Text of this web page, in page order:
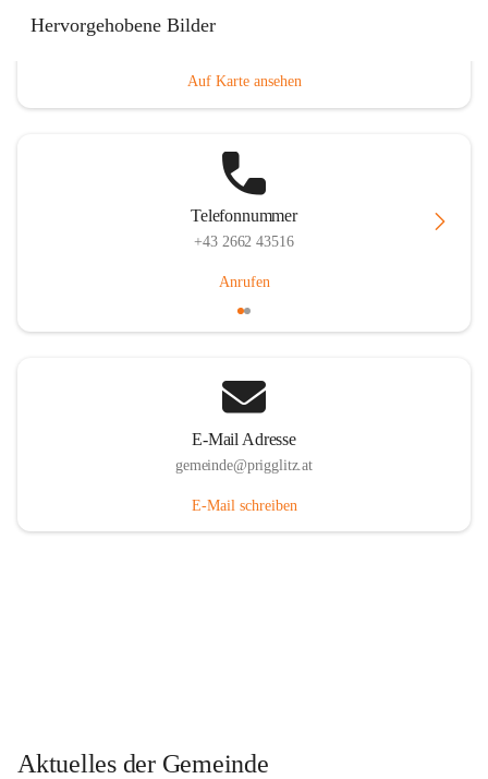
Hervorgehobene BilderHauptadresse
Auf Karte ansehen
Telefonnummer
+43 2662 43516
Anrufen
E-Mail Adresse
gemeinde@prigglitz.at
E-Mail schreiben
Aktuelles der Gemeinde